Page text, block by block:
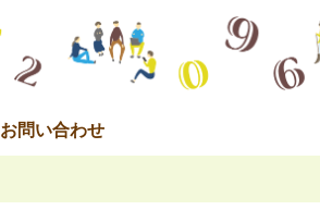
お問い合わせ